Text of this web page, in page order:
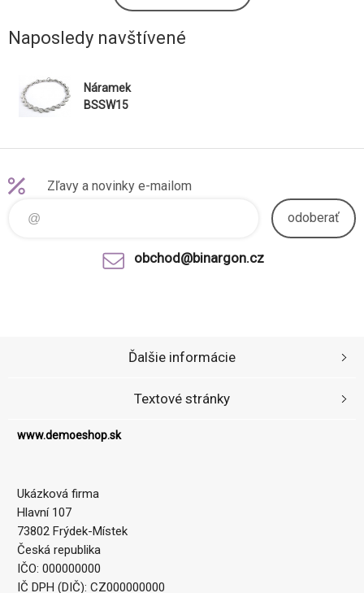
Naposledy navštívené
Náramek
BSSW15
Zľavy a novinky e-mailom
odoberať
obchod@binargon.cz
www.demoeshop.sk
Ukázková firma
Hlavní 107
73802 Frýdek-Místek
Česká republika
IČO: 000000000
IČ DPH (DIČ): CZ000000000
Ďalšie informácie
Textové stránky